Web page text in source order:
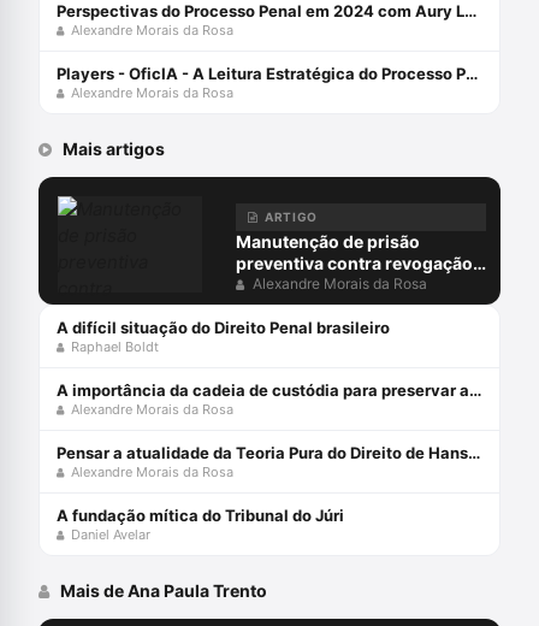
Perspectivas do Processo Penal em 2024 com Aury Lopes Jr e Alexandre Morais da Rosa
Alexandre Morais da Rosa
Players - OficIA - A Leitura Estratégica do Processo Penal com Alexandre Morais da Rosa
Alexandre Morais da Rosa
Mais artigos
ARTIGO
Manutenção de prisão
preventiva contra revogação
do MP: juiz não pode ocupar
lugar do acusador
Alexandre Morais da Rosa
A difícil situação do Direito Penal brasileiro
Raphael Boldt
A importância da cadeia de custódia para preservar a prova penal
Alexandre Morais da Rosa
Pensar a atualidade da Teoria Pura do Direito de Hans Kelsen
Alexandre Morais da Rosa
A fundação mítica do Tribunal do Júri
Daniel Avelar
Mais de Ana Paula Trento